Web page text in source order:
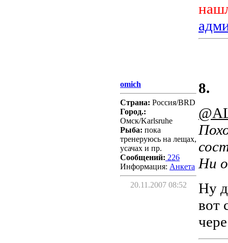
omich
Страна: Россия/BRD
Город.:
Омск/Karlsruhe
Рыба: пока
тренеруюсь на лещах,
усачах и пр.
Сообщений: 226
Информация: Aнкета
20.11.2007 08:52
8.
Ни
Ну
вот